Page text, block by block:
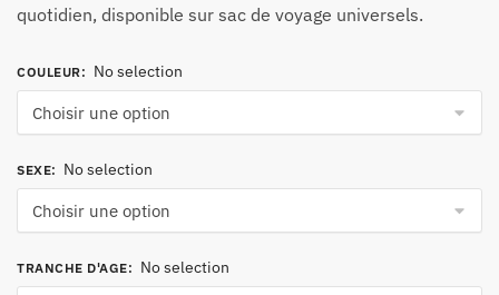
quotidien, disponible sur sac de voyage universels.
COULEUR: No selection
SEXE: No selection
TRANCHE D'AGE: No selection